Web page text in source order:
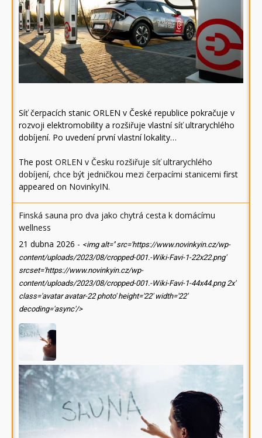
Síť čerpacích stanic ORLEN v České republice pokračuje v
rozvoji elektromobility a rozšiřuje vlastní síť ultrarychlého
dobíjení. Po uvedení první vlastní lokality…
The post ORLEN v Česku rozšiřuje síť ultrarychlého
dobíjení, chce být jedničkou mezi čerpacími stanicemi first
appeared on NovinkyIN.
Finská sauna pro dva jako chytrá cesta k domácímu
wellness
21 dubna 2026 - <img alt='' src='https://www.novinkyin.cz/wp-
content/uploads/2023/08/cropped-001.-Wiki-Favi-1-22x22.png'
srcset='https://www.novinkyin.cz/wp-
content/uploads/2023/08/cropped-001.-Wiki-Favi-1-44x44.png 2x'
class='avatar avatar-22 photo' height='22' width='22'
decoding='async'/>